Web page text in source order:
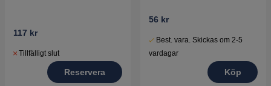
117 kr
Tillfälligt slut
Reservera
56 kr
Best. vara. Skickas om 2-5
vardagar
Köp